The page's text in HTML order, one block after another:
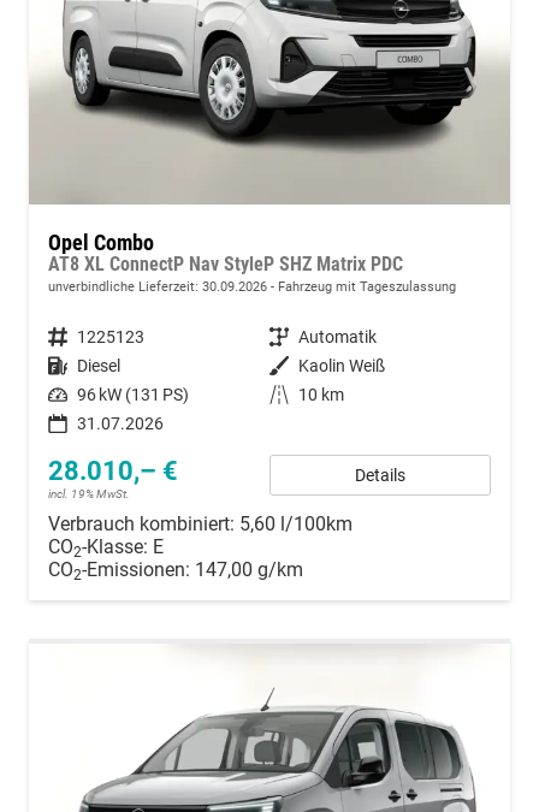
Opel Combo
AT8 XL ConnectP Nav StyleP SHZ Matrix PDC
unverbindliche Lieferzeit: 30.09.2026 Fahrzeug mit Tageszulassung
Fahrzeugnummer 1225123 Getriebe Automatik
Kraftstoff Diesel Außenfarbe Kaolin Weiß
Leistung 96 kW (131 PS) Kilometerstand
10 km
31.07.2026
28.010,– €
incl. 19% MwSt.
Details
Verbrauch kombiniert: 5,60 l/100km
CO2-Klasse: E
CO2-Emissionen: 147,00 g/km